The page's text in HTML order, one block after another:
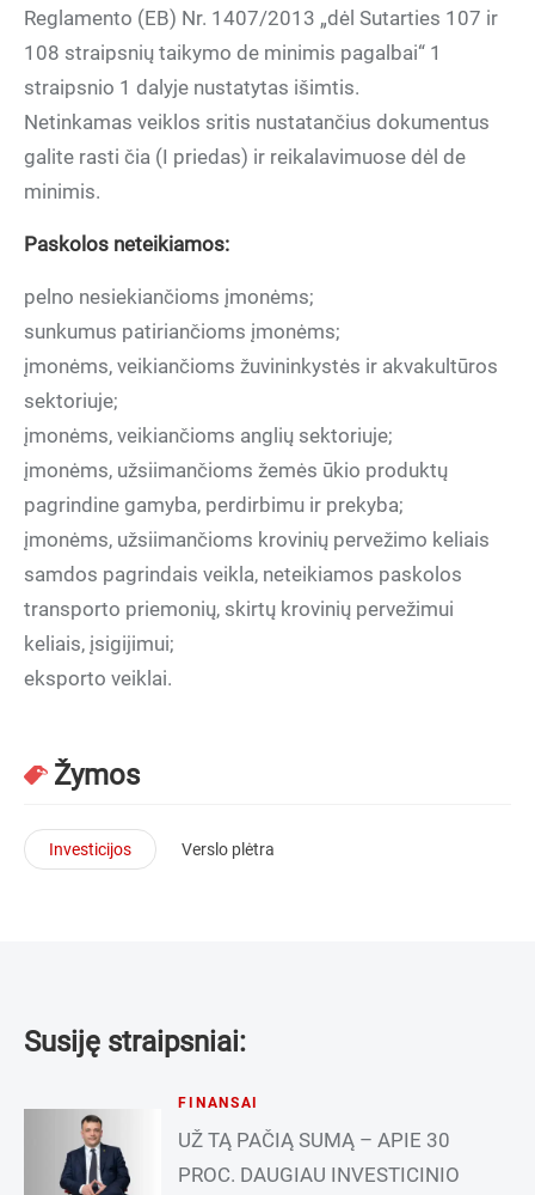
Reglamento (EB) Nr. 1407/2013 „dėl Sutarties 107 ir
108 straipsnių taikymo de minimis pagalbai“ 1
straipsnio 1 dalyje nustatytas išimtis.
Netinkamas veiklos sritis nustatančius dokumentus
galite rasti čia (I priedas) ir reikalavimuose dėl de
minimis.
Paskolos neteikiamos:
pelno nesiekiančioms įmonėms;
sunkumus patiriančioms įmonėms;
įmonėms, veikiančioms žuvininkystės ir akvakultūros
sektoriuje;
įmonėms, veikiančioms anglių sektoriuje;
įmonėms, užsiimančioms žemės ūkio produktų
pagrindine gamyba, perdirbimu ir prekyba;
įmonėms, užsiimančioms krovinių pervežimo keliais
samdos pagrindais veikla, neteikiamos paskolos
transporto priemonių, skirtų krovinių pervežimui
keliais, įsigijimui;
eksporto veiklai.
Žymos
Investicijos Verslo plėtra
Susiję straipsniai:
FINANSAI
UŽ TĄ PAČIĄ SUMĄ – APIE 30
PROC. DAUGIAU INVESTICINIO